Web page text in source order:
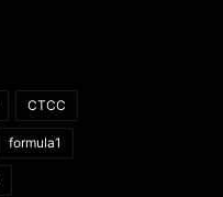
CTCC
formula1